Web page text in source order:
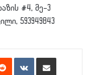
#4, მე–3
593949843
Reddit VKontakteShare via Email